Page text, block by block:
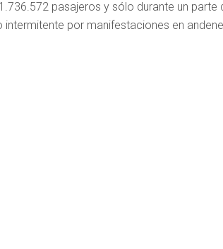
pasajeros y sólo durante un parte
por manifestaciones en